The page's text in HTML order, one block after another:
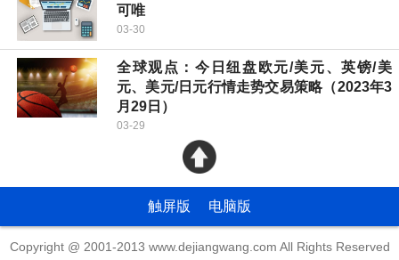
可唯
03-30
全球观点：今日纽盘欧元/美元、英镑/美
元、美元/日元行情走势交易策略（2023年3
月29日）
03-29
触屏版 电脑版
Copyright @ 2001-2013 www.dejiangwang.com All Rights Reserved